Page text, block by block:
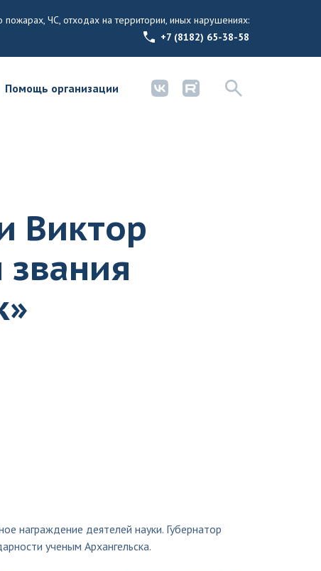
пожарах, ЧС, отходах на территории, иных нарушениях:
+7 (8182) 65-38-58
Помощь организации
Виктор
награждение деятелей науки. Губернатор
ученым Архангельска.